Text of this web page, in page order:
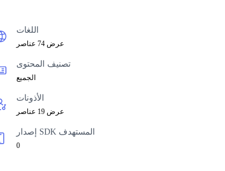
اللغات
عرض 74 عناصر
تصنيف المحتوى
الجميع
الأذونات
عرض 19 عناصر
إصدار SDK المستهدف
0